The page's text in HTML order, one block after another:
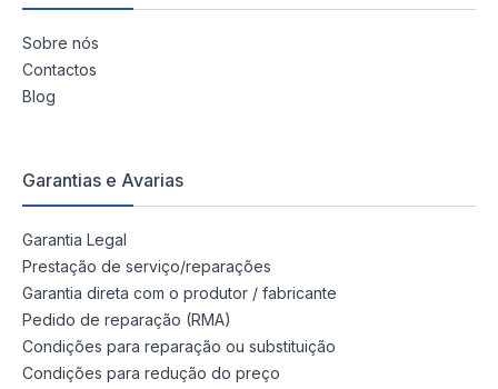
Sobre nós
Contactos
Blog
Garantias e Avarias
Garantia Legal
Prestação de serviço/reparações
Garantia direta com o produtor / fabricante
Pedido de reparação (RMA)
Condições para reparação ou substituição
Condições para redução do preço